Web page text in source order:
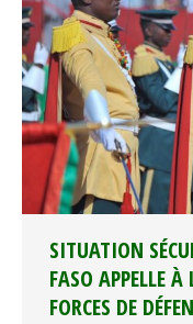
SITUATION
FASO APPELLE À
FORCES DE